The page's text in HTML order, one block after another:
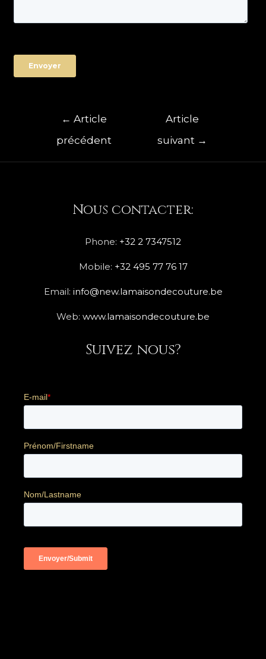
← Article
précédent
Article
suivant →
Nous contacter:
Phone: +32 2 7347512
Mobile: +32 495 77 76 17
Email: info@new.lamaisondecouture.be
Web: www.lamaisondecouture.be
Suivez nous?